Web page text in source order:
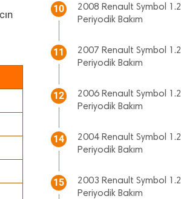
10
2008 Renault Symbol 1.2
Periyodik Bakım
11
2007 Renault Symbol 1.2
Periyodik Bakım
12
2006 Renault Symbol 1.2
Periyodik Bakım
14
2004 Renault Symbol 1.2
Periyodik Bakım
15
2003 Renault Symbol 1.2
Periyodik Bakım